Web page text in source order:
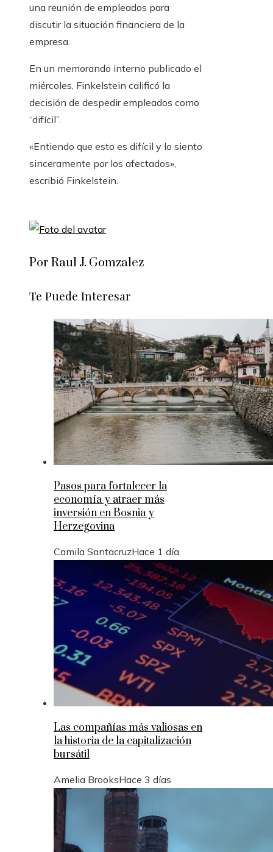
una reunión de empleados para
discutir la situación financiera de la
empresa.
En un memorando interno publicado el
miércoles, Finkelstein calificó la
decisión de despedir empleados como
“difícil”.
«Entiendo que esto es difícil y lo siento
sinceramente por los afectados»,
escribió Finkelstein.
Por Raul J. Gomzalez
Te Puede Interesar
Pasos para fortalecer la
economía y atraer más
inversión en Bosnia y
Herzegovina
Camila SantacruzHace 1 día
Las compañías más valiosas en
la historia de la capitalización
bursátil
Amelia BrooksHace 3 días